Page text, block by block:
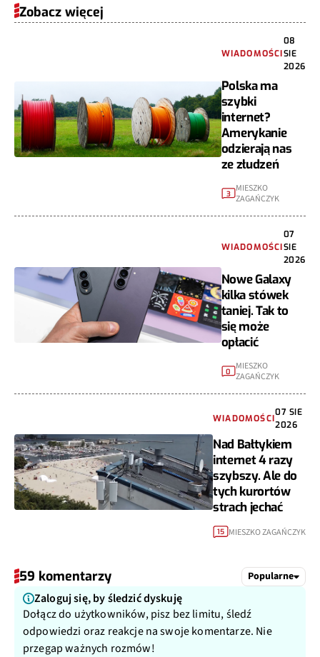
Zobacz więcej
WIADOMOŚCI
08
SIE
2026
Polska ma
szybki
internet?
Amerykanie
odzierają nas
ze złudzeń
3 MIESZKO
ZAGAŃCZYK
WIADOMOŚCI
07
SIE
2026
Nowe Galaxy
kilka stówek
taniej. Tak to
się może
opłacić
0 MIESZKO
ZAGAŃCZYK
WIADOMOŚCI
07 SIE
2026
Nad Bałtykiem
internet 4 razy
szybszy. Ale do
tych kurortów
strach jechać
15 MIESZKO ZAGAŃCZYK
59 komentarzy Popularne
Zaloguj się, by śledzić dyskuję
Dołącz do użytkowników, pisz bez limitu, śledź
odpowiedzi oraz reakcje na swoje komentarze. Nie
przegap ważnych rozmów!